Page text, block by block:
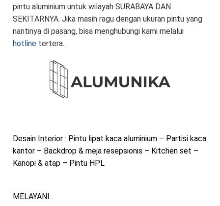
pintu aluminium untuk wilayah SURABAYA DAN
SEKITARNYA. Jika masih ragu dengan ukuran pintu yang
nantinya di pasang, bisa menghubungi kami melalui
hotline tertera.
Desain Interior : Pintu lipat kaca aluminium – Partisi kaca
kantor – Backdrop & meja resepsionis – Kitchen set –
Kanopi & atap – Pintu HPL
MELAYANI :